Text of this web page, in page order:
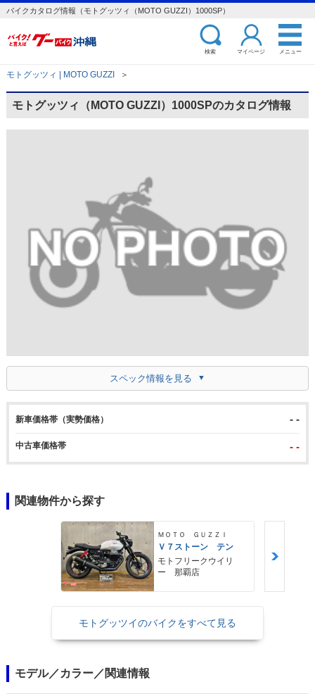
バイクカタログ情報（モトグッツィ（MOTO GUZZI）1000SP）
検索 マイページ メニュー
モトグッツィ | MOTO GUZZI ＞
モトグッツィ（MOTO GUZZI）1000SPのカタログ情報
スペック情報を見る
新車価格帯（実勢価格） - -
中古車価格帯 - -
関連物件から探す
ＭＯＴＯ ＧＵＺＺＩ
Ｖ７ストーン テン
モトフリークウイリ
ー 那覇店
モトグッツイのバイクをすべて見る
モデル／カラー／関連情報